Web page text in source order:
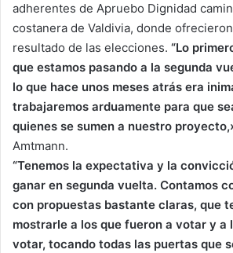
adherentes de Apruebo Dignidad
costanera de Valdivia, donde
resultado de las elecciones. “Lo
que estamos pasando a la segunda
lo que hace unos meses atrás era
trabajaremos arduamente para que
quienes se sumen a nuestro
Amtmann.
“Tenemos la expectativa y la
ganar en segunda vuelta. Contamos
con propuestas bastante claras, que
mostrarle a los que fueron a votar y a
votar, tocando todas las puertas que